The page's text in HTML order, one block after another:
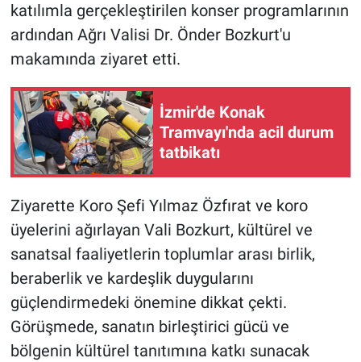
katılımla gerçekleştirilen konser programlarının
ardından Ağrı Valisi Dr. Önder Bozkurt'u
makamında ziyaret etti.
İzmir'de Konak
Tramvayı'nda acil durum
tatbikatı
Ziyarette Koro Şefi Yılmaz Özfırat ve koro
üyelerini ağırlayan Vali Bozkurt, kültürel ve
sanatsal faaliyetlerin toplumlar arası birlik,
beraberlik ve kardeşlik duygularını
güçlendirmedeki önemine dikkat çekti.
Görüşmede, sanatın birleştirici gücü ve
bölgenin kültürel tanıtımına katkı sunacak